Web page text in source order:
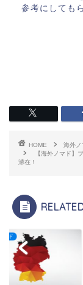
参考にしても
HOME
海外ノ
【海外ノマド】
滞在！
マド